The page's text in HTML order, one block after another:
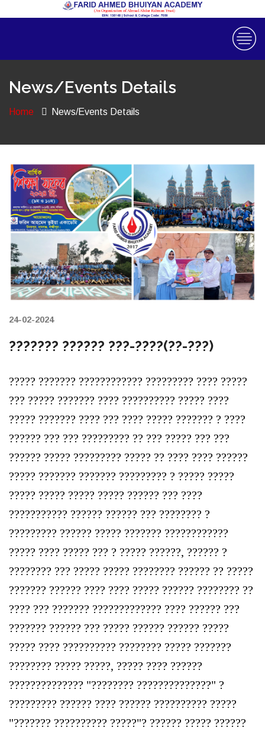
News/Events Details
Home News/Events Details
24-02-2024
??????? ?????? ???-????(??-???)
????? ??????? ???????????? ????????? ???? ?????
??? ????? ??????? ???? ?????????? ????? ????
????? ??????? ???? ??? ???? ????? ??????? ? ????
?????? ??? ??? ????????? ?? ??? ????? ??? ???
?????? ????? ????????? ????? ?? ???? ???? ??????
????? ??????? ??????? ????????? ? ????? ?????
????? ????? ????? ????? ?????? ??? ????
??????????? ?????? ?????? ??? ???????? ?
????????? ?????? ????? ??????? ????????????
????? ???? ????? ??? ? ????? ??????, ?????? ?
???????? ??? ????? ????? ???????? ?????? ?? ?????
??????? ?????? ???? ???? ????? ?????? ???????? ??
???? ??? ??????? ????????????? ???? ?????? ???
??????? ?????? ??? ????? ?????? ?????? ?????
????? ???? ?????????? ???????? ????? ???????
???????? ????? ?????, ????? ???? ??????
?????????????? "???????? ??????????????" ?
????????? ?????? ???? ?????? ?????????? ?????
"??????? ?????????? ?????"? ?????? ????? ??????